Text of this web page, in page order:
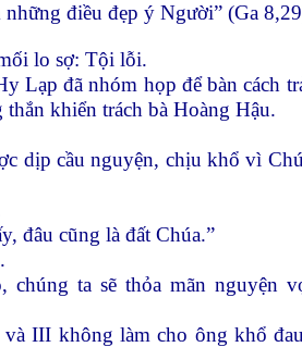
điều đẹp ý Người” (Ga
lo sợ: Tội lỗi.
Lạp đã nhóm họp để bàn cách
khiển trách bà Hoàng Hậu.
dịp cầu nguyện, chịu khổ vì
đâu cũng là đất Chúa.”
chúng ta sẽ thỏa mãn nguyện
và III không làm cho ông khổ